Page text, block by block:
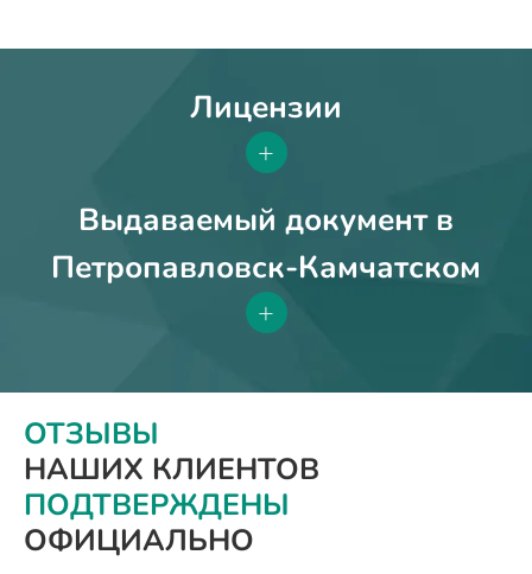
Лицензии
+
Выдаваемый документ в
Петропавловск-Камчатском
+
ОТЗЫВЫ
НАШИХ КЛИЕНТОВ
ПОДТВЕРЖДЕНЫ
ОФИЦИАЛЬНО